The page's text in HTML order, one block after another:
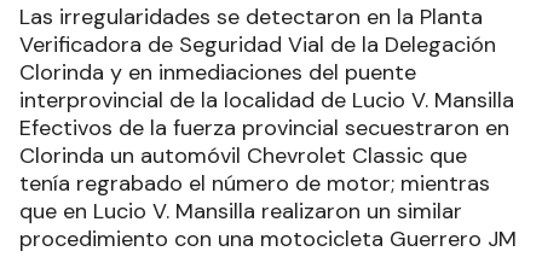
Las irregularidades se detectaron en la Planta
Verificadora de Seguridad Vial de la Delegación
Clorinda y en inmediaciones del puente
interprovincial de la localidad de Lucio V. Mansilla
Efectivos de la fuerza provincial secuestraron en
Clorinda un automóvil Chevrolet Classic que
tenía regrabado el número de motor; mientras
que en Lucio V. Mansilla realizaron un similar
procedimiento con una motocicleta Guerrero JM